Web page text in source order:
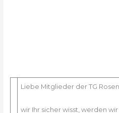
Liebe Mitglieder der TG
wir Ihr sicher wisst, werden